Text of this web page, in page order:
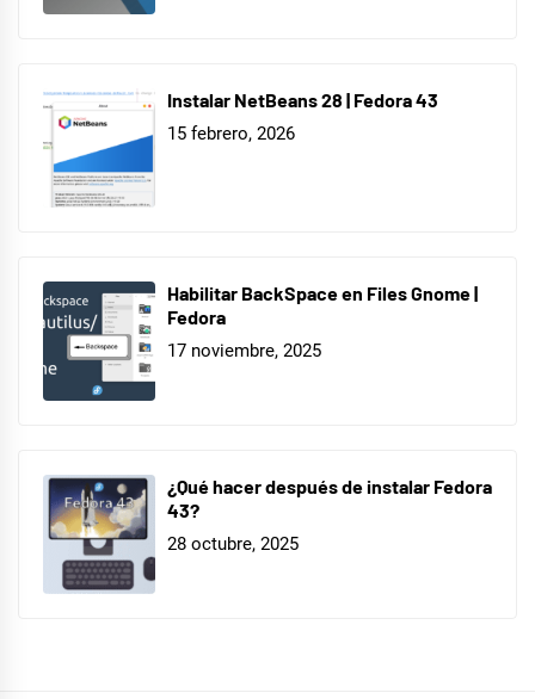
Instalar NetBeans 28 | Fedora 43
15 febrero, 2026
Habilitar BackSpace en Files Gnome |
Fedora
17 noviembre, 2025
¿Qué hacer después de instalar Fedora
43?
28 octubre, 2025